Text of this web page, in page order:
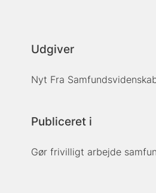
Udgiver
Nyt Fra
Publiceret i
Gør frivilligt arbejde